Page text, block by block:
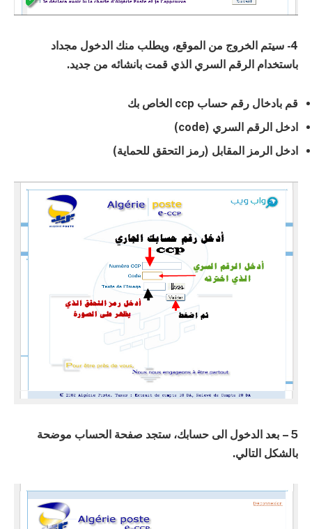
4- سيتم الخروج من الموقع، ويطلب منك الدخول مجداد
باستخدام الرقم السري الذي قمت بانشائه من جديد.
قم بادخال رقم حساب ccp الخاص بك
ادخل الرقم السري (code)
ادخل الرمز المقابل (رمز التحقق للحماية)
5 – بعد الدخول الى حسابك، ستجد صفحة الحساب موضحة
بالشكل التالي.